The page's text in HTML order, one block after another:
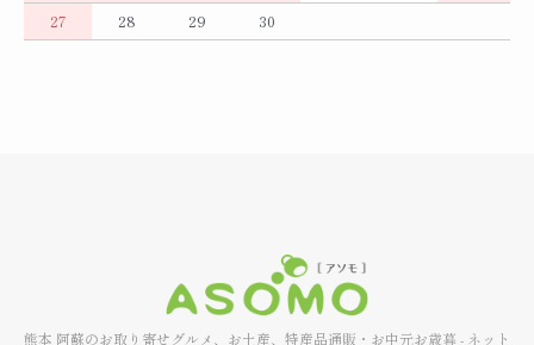
27
28 29 30
熊本 阿蘇のお取り寄せグルメ、お土産、特産品通販・お中元お歳暮 - ネット